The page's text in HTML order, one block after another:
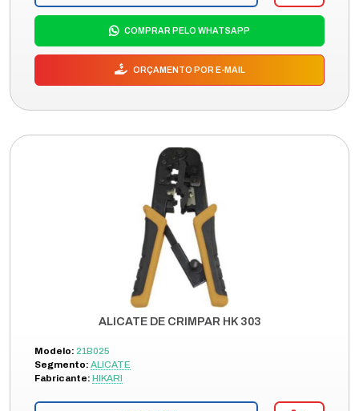
COMPRAR PELO WHATSAPP
ORÇAMENTO POR E-MAIL
ALICATE DE CRIMPAR HK 303
Modelo: 21B025
Segmento: ALICATE
Fabricante: HIKARI